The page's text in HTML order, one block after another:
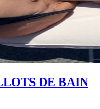
DE BAIN